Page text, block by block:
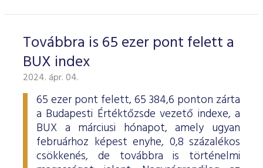
Továbbra is 65 ezer pont felett a
BUX index
2024. ápr. 04.
65 ezer pont felett, 65 384,6 ponton zárta
a Budapesti Értéktőzsde vezető indexe, a
BUX a márciusi hónapot, amely ugyan
februárhoz képest enyhe, 0,8 százalékos
csökkenés, de továbbra is történelmi